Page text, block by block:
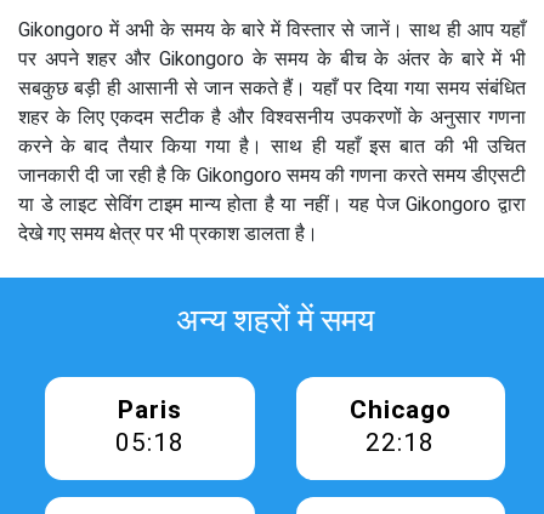
Gikongoro में अभी के समय के बारे में विस्तार से जानें। साथ ही आप यहाँ
पर अपने शहर और Gikongoro के समय के बीच के अंतर के बारे में भी
सबकुछ बड़ी ही आसानी से जान सकते हैं। यहाँ पर दिया गया समय संबंधित
शहर के लिए एकदम सटीक है और विश्वसनीय उपकरणों के अनुसार गणना
करने के बाद तैयार किया गया है। साथ ही यहाँ इस बात की भी उचित
जानकारी दी जा रही है कि Gikongoro समय की गणना करते समय डीएसटी
या डे लाइट सेविंग टाइम मान्य होता है या नहीं। यह पेज Gikongoro द्वारा
देखे गए समय क्षेत्र पर भी प्रकाश डालता है।
अन्य शहरों में समय
Paris
05:18
Chicago
22:18